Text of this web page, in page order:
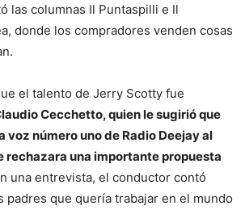
las columnas Il Puntaspilli e Il
donde los compradores venden cosas
el talento de Jerry Scotty fue
Cecchetto, quien le sugirió que
voz número uno de Radio Deejay al
rechazara una importante propuesta
una entrevista, el conductor contó
padres que quería trabajar en el mundo